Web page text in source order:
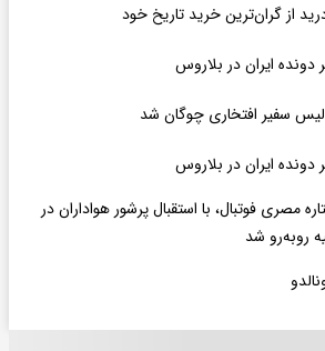
از گران‌ترین خرید تاریخ خود
دونده ایران در بلاروس
سفیر افتخاری چوگان شد
دونده ایران در بلاروس
مصری فوتبال، با استقبال پرشور هواداران در
روبه‌رو شد